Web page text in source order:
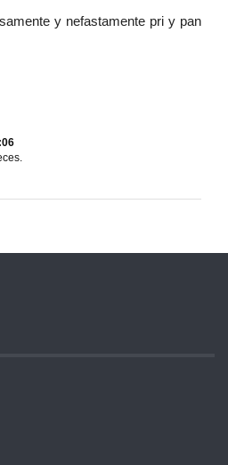
y nefastamente pri y pan